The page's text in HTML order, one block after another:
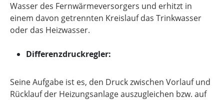
Wasser des Fernwärmeversorgers und erhitzt in
einem davon getrennten Kreislauf das Trinkwasser
oder das Heizwasser.
Differenzdruckregler:
Seine Aufgabe ist es, den Druck zwischen Vorlauf und
Rücklauf der Heizungsanlage auszugleichen bzw. auf